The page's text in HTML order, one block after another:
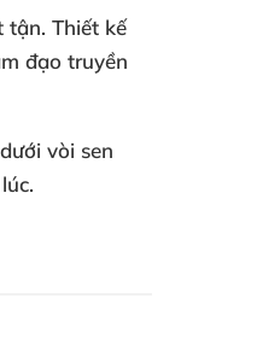
tận. Thiết kế
đạo truyền
vòi sen